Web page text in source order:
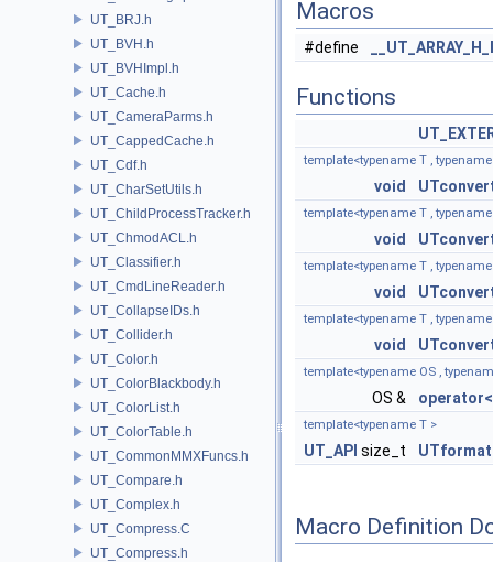
UT_BRJ.h
UT_BVH.h
UT_BVHImpl.h
UT_Cache.h
UT_CameraParms.h
UT_CappedCache.h
UT_Cdf.h
UT_CharSetUtils.h
UT_ChildProcessTracker.h
UT_ChmodACL.h
UT_Classifier.h
UT_CmdLineReader.h
UT_CollapseIDs.h
UT_Collider.h
UT_Color.h
UT_ColorBlackbody.h
UT_ColorList.h
UT_ColorTable.h
UT_CommonMMXFuncs.h
UT_Compare.h
UT_Complex.h
UT_Compress.C
UT_Compress.h
Macros
#define
Functions
template<typename T , typename
void
template<typename T , typename
void
template<typename T , typename
void
template<typename T , typename
void
template<typename OS ,
OS &
template<typename T >
UT_API size_t
Macro Definition